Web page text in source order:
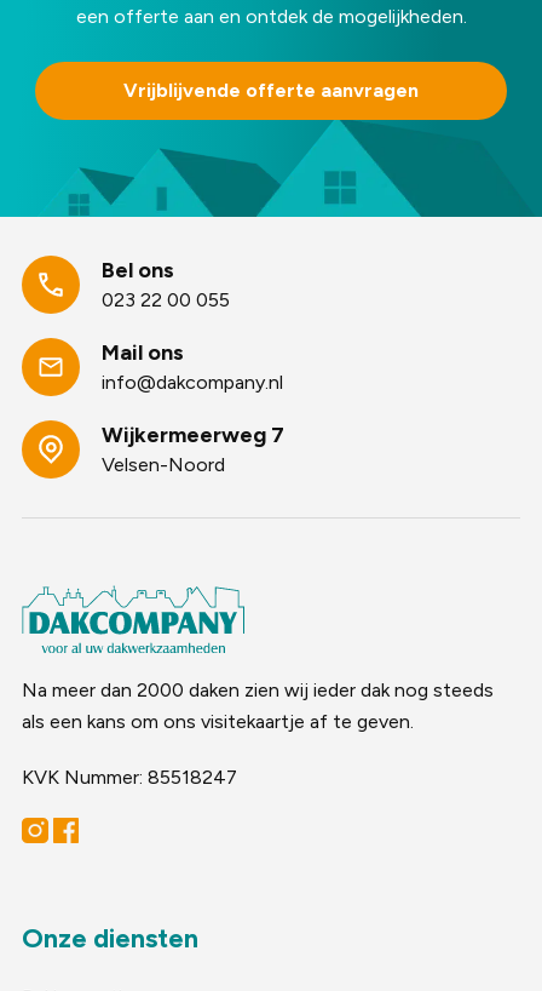
een offerte aan en ontdek de mogelijkheden.
Vrijblijvende offerte aanvragen
Bel ons
023 22 00 055
Mail ons
info@dakcompany.nl
Wijkermeerweg 7
Velsen-Noord
Na meer dan 2000 daken zien wij ieder dak nog steeds
als een kans om ons visitekaartje af te geven.
KVK Nummer: 85518247
Onze diensten